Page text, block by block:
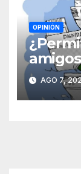
OPINIÓN
Cuba?
Blanch
AGO 7,